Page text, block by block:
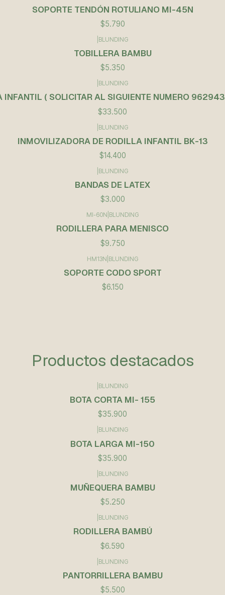
SOPORTE TENDÓN ROTULIANO MI-45N
$5.790
BLUNDING
TOBILLERA BAMBU
$5.350
BLUNDING
INFANTIL ( SOLICITAR AL SIGUIENTE NUMERO
$33.500
BLUNDING
INMOVILIZADORA DE RODILLA INFANTIL BK-13
$14.400
BLUNDING
BANDAS DE LATEX
$3.000
MI-60N BLUNDING
RODILLERA PARA MENISCO
$9.750
HM13N BLUNDING
SOPORTE CODO SPORT
$6.150
Productos destacados
BLUNDING
BOTA CORTA MI- 155
$35.900
BLUNDING
BOTA LARGA MI-150
$35.900
BLUNDING
MUÑEQUERA BAMBU
$5.250
BLUNDING
RODILLERA BAMBÚ
$6.590
BLUNDING
PANTORRILLERA BAMBU
$5.500